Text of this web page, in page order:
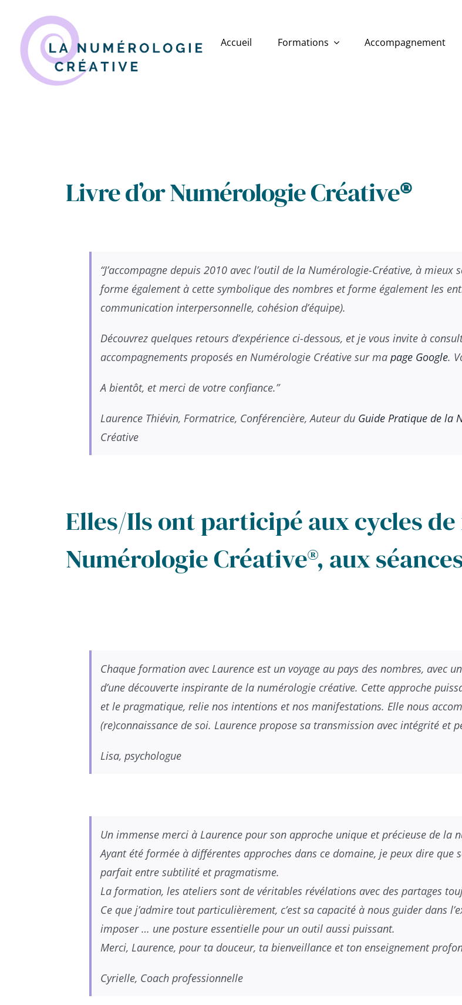
content
Accueil Formations Accompagnement
Livre d’orNumérologieCréative®
“J’accompagne depuis 2010 avec l’outil de la Numérologie-Créative, à
forme également à cette symbolique des nombres et forme également les
communication interpersonnelle, cohésion d’équipe).
Découvrez quelques retours d’expérience ci-dessous, et je vous invite à
accompagnements proposés en Numérologie Créative sur ma page Google.
A bientôt, et merci de votre confiance.”
Laurence Thiévin, Formatrice, Conférencière, Auteur du Guide Pratique de la
Créative
Elles/Ils ont participé aux cycles
Numérologie Créative®, aux
Chaque formation avec Laurence est un voyage au pays des nombres, avec
d’une découverte inspirante de la numérologie créative. Cette approche
et le pragmatique, relie nos intentions et nos manifestations. Elle nous
(re)connaissance de soi. Laurence propose sa transmission avec intégrité et
Lisa, psychologue
Un immense merci à Laurence pour son approche unique et précieuse de la
Ayant été formée à différentes approches dans ce domaine, je peux dire
parfait entre subtilité et pragmatisme.
La formation, les ateliers sont de véritables révélations avec des partages
Ce que j’admire tout particulièrement, c’est sa capacité à nous guider dans
imposer … une posture essentielle pour un outil aussi puissant.
Merci, Laurence, pour ta douceur, ta bienveillance et ton enseignement
Cyrielle, Coach professionnelle